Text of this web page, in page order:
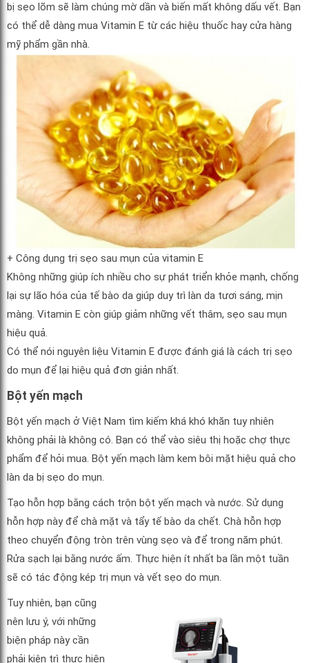
bị sẹo lõm sẽ làm chúng mờ dần và biến mất không dấu vết. Bạn
có thể dễ dàng mua Vitamin E từ các hiệu thuốc hay cửa hàng
mỹ phẩm gần nhà.
+ Công dụng trị sẹo sau mụn của vitamin E
Không những giúp ích nhiều cho sự phát triển khỏe mạnh, chống
lại sự lão hóa của tế bào da giúp duy trì làn da tươi sáng, mịn
màng. Vitamin E còn giúp giảm những vết thâm, sẹo sau mụn
hiệu quả.
Có thể nói nguyên liệu Vitamin E được đánh giá là cách trị sẹo
do mụn để lại hiệu quả đơn giản nhất.
Bột yến mạch
Bột yến mạch ở Việt Nam tìm kiếm khá khó khăn tuy nhiên
không phải là không có. Bạn có thể vào siêu thị hoặc chợ thực
phẩm để hỏi mua. Bột yến mạch làm kem bôi mặt hiệu quả cho
làn da bị sẹo do mụn.
Tạo hỗn hợp bằng cách trộn bột yến mạch và nước. Sử dụng
hỗn hợp này để chà mặt và tẩy tế bào da chết. Chà hỗn hợp
theo chuyển động tròn trên vùng sẹo và để trong năm phút.
Rửa sạch lại bằng nước ấm. Thực hiện ít nhất ba lần một tuần
sẽ có tác động kép trị mụn và vết sẹo do mụn.
Tuy nhiên, bạn cũng
nên lưu ý, với những
biện pháp này cần
phải kiên trì thực hiện